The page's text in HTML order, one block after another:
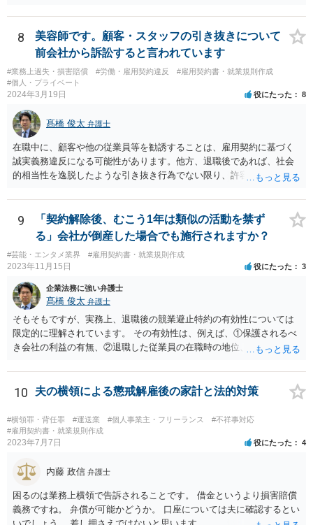
で、弁護士を通じて交渉することも選択肢として取り得るかと思われ
ます。
8
美容師です。顧客・スタッフの引き抜きについて
前会社から訴訟すると言われています
#業務上過失・損害賠償 #労働・雇用契約違反
#雇用契約書・就業規則作成
#個人・プライベート
2024年3月19日 役にたった 8
髙橋 俊太 弁護士
在職中に、顧客や他の従業員等を勧誘することは、雇用契約に基づく
誠実義務違反になる可能性があります。他方、退職後であれば、社会
的相当性を逸脱したような引き抜き行為でない限り、許容されると考
ですが、①【前の職場を退職する際、お客様に伝えたときに今後のこ
とを聞かれた方やこれからも私に担当してもらいたい、と言ってくだ
さる方にはSNS（インスタ・LINE等）を教えていて決まったら報告し
ますと伝えていました。】という点に関し、一応、在職中の行為と言
えそうなので、誠実義務違反との関係が問題になり得ると思われま
す。一方、②については特に問題にはならないように思われます。 な
お、一般的に、このような類型の訴訟における会社側の損害の立証は
必ずしも容易ではないので、【今後相談して訴訟の予定です】という
のはブラフである可能性もあるように思います。
9
「契約解除後、むこう1年は類似の活動を禁ず
る」会社が倒産した場合でも施行されますか？
#芸能・エンタメ業界 #雇用契約書・就業規則作成
2023年11月15日 役にたった 3
企業法務に強い弁護士
髙橋 俊太 弁護士
そもそもですが、実務上、退職後の競業避止特約の有効性については
限定的に理解されています。 その有効性は、例えば、①保護されるべ
き会社の利益の有無、②退職した従業員の在職時の地位、③地域的限
囲、⑥代償措置の有無といった判断要素によって検討されます。 いず
れにしても、書面を拝見するなど具体的な事情を詳しくお伺いする必
要はありますが、上記判断要素に照らす限り、ご相談のケースにおい
ては会社側の請求は認められにくいのではないかという印象です。
10 夫の横領による懲戒解雇後の家計と法的対策
#横領罪・背任罪 #運送業 #個人事業主・フリーランス
#不祥事対応
#雇用契約書・就業規則作成
2023年7月7日 役にたった 4
内藤 政信 弁護士
困るのは業務上横領で告訴されることです。 借金というより損害賠償
義務ですね。 弁償が可能かどうか。 口座については夫に確認するとい
いでしょう。 差し押さえではないと思います。